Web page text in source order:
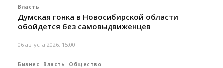
Власть
Думская гонка в Новосибирской области
обойдется без самовыдвиженцев
06 августа 2026, 15:00
Бизнес Власть Общество